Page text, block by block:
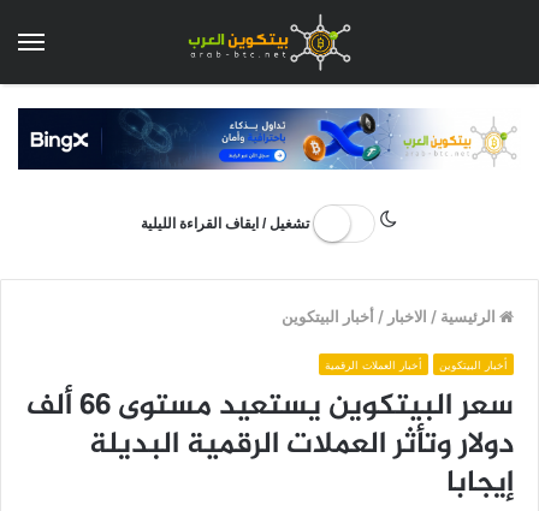
تشغيل / ايقاف القراءة الليلية
الرئيسية / الاخبار /أخبار البيتكوين
أخبار البيتكوين أخبار العملات الرقمية
سعر البيتكوين يستعيد مستوى 66 ألف
دولار وتأثر العملات الرقمية البديلة
إيجابا